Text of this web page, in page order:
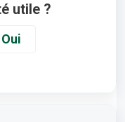
utile ?
Oui